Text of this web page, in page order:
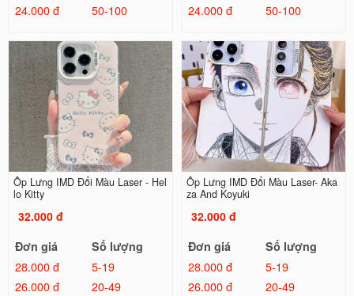
24.000 đ
50-100
24.000 đ
50-100
Ốp Lưng IMD Đổi Màu Laser - Hel
lo Kitty
32.000 đ
Đơn giá
Số lượng
28.000 đ
5-19
26.000 đ
20-49
Ốp Lưng IMD Đổi Màu Laser- Aka
za And Koyuki
32.000 đ
Đơn giá
Số lượng
28.000 đ
5-19
26.000 đ
20-49